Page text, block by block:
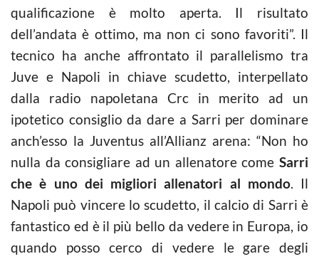
qualificazione è molto aperta. Il risultato
dell’andata è ottimo, ma non ci sono favoriti”. Il
tecnico ha anche affrontato il parallelismo tra
Juve e Napoli in chiave scudetto, interpellato
dalla radio napoletana Crc in merito ad un
ipotetico consiglio da dare a Sarri per dominare
anch’esso la Juventus all’Allianz arena: “Non ho
nulla da consigliare ad un allenatore come Sarri
che è uno dei migliori allenatori al mondo. Il
Napoli può vincere lo scudetto, il calcio di Sarri è
fantastico ed è il più bello da vedere in Europa, io
quando posso cerco di vedere le gare degli